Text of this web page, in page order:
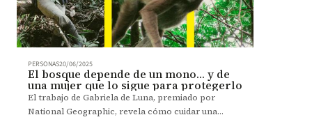
PERSONAS20/06/2025
El bosque depende de un mono… y de
una mujer que lo sigue para protegerlo
El trabajo de Gabriela de Luna, premiado por
National Geographic, revela cómo cuidar una